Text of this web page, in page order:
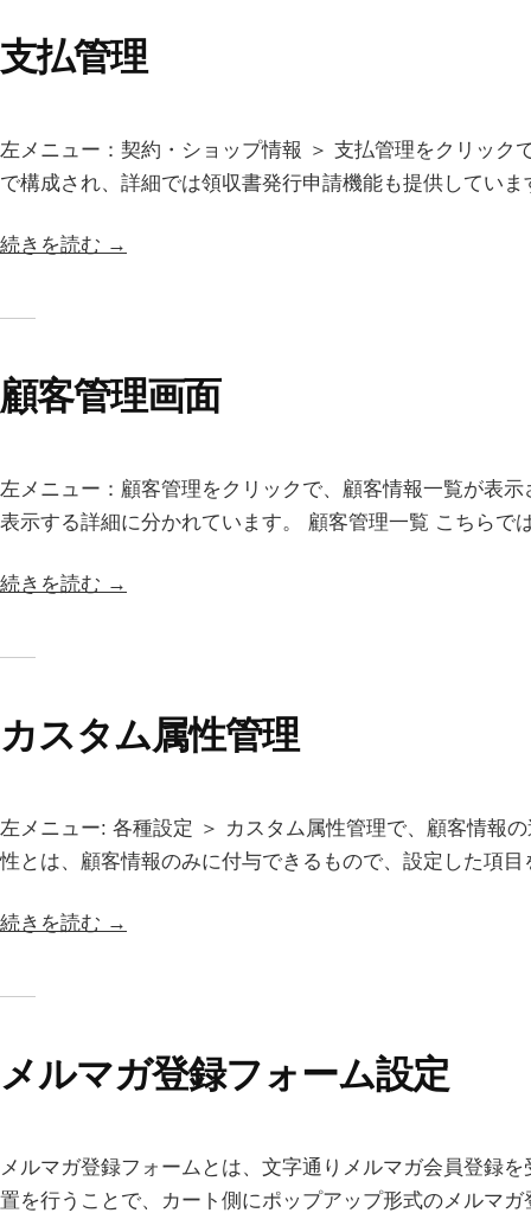
支払管理
左メニュー：契約・ショップ情報 ＞ 支払管理をクリッ
で構成され、詳細では領収書発行申請機能も提供してい
続きを読む →
顧客管理画面
左メニュー：顧客管理をクリックで、顧客情報一覧が表
表示する詳細に分かれています。 顧客管理一覧 こちら
続きを読む →
カスタム属性管理
左メニュー: 各種設定 ＞ カスタム属性管理で、顧客情報
性とは、顧客情報のみに付与できるもので、設定した項
続きを読む →
メルマガ登録フォーム設定
メルマガ登録フォームとは、文字通りメルマガ会員登録
置を行うことで、カート側にポップアップ形式のメルマ